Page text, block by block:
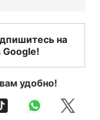
на
Google!
удобно!